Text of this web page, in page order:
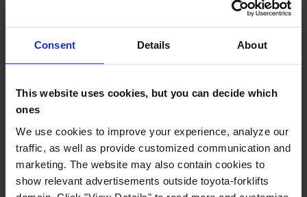
Consent Details About
This website uses cookies, but you can decide which
ones
We use cookies to improve your experience, analyze our
traffic, as well as provide customized communication and
marketing. The website may also contain cookies to
show relevant advertisements outside toyota-forklifts
onmiddellijk bij obstakels.
De truck werkt veilig samen met medewerkers en
andere voertuigen dankzij voor-, achter- en
zijscanners die de omgeving continu bewaken. Het
veiligheidssysteem detecteert obstakels op vloer-,
zij- en hoogteniveau en past de snelheid of
rijrichting automatisch aan. Een geïntegreerde